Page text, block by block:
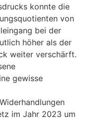
konnte die
von
bei der
höher als der
weiter verschärft.
gewisse
im Jahr 2023 um